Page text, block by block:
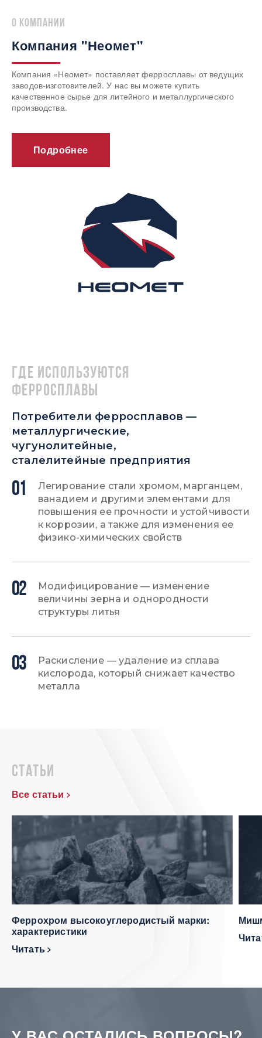
о компании
Компания "Неомет"
Компания «Неомет» поставляет ферросплавы от ведущих
заводов-изготовителей. У нас вы можете купить
качественное сырье для литейного и металлургического
производства.
Подробнее
Где используются
ферросплавы
Потребители ферросплавов —
металлургические,
чугунолитейные,
сталелитейные предприятия
01
Легирование стали хромом, марганцем,
ванадием и другими элементами для
повышения ее прочности и устойчивости
к коррозии, а также для изменения ее
физико-химических свойств
02
Модифицирование — изменение
величины зерна и однородности
структуры литья
03
Раскисление — удаление из сплава
кислорода, который снижает качество
металла
статьи
Все статьи
Феррохром высокоуглеродистый марки:
характеристики
Читать